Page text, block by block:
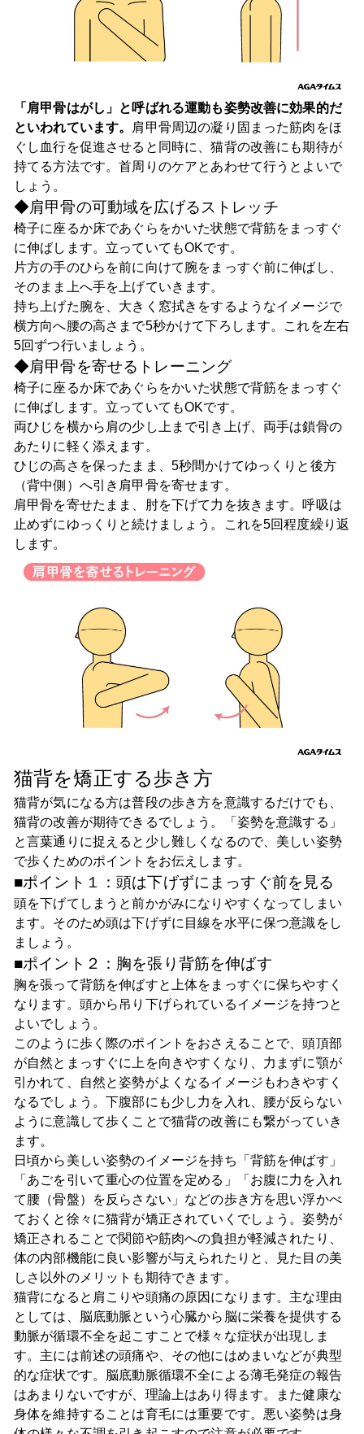
「肩甲骨はがし」と呼ばれる運動も姿勢改善に効果的だ
といわれています。 肩甲骨周辺の凝り固まった筋肉をほ
ぐし血行を促進させると同時に、猫背の改善にも期待が
持てる方法です。首周りのケアとあわせて行うとよいで
しょう。
◆肩甲骨の可動域を広げるストレッチ
椅子に座るか床であぐらをかいた状態で背筋をまっすぐ
に伸ばします。立っていてもOKです。
片方の手のひらを前に向けて腕をまっすぐ前に伸ばし、
そのまま上へ手を上げていきます。
持ち上げた腕を、大きく窓拭きをするようなイメージで
横方向へ腰の高さまで5秒かけて下ろします。これを左右
5回ずつ行いましょう。
◆肩甲骨を寄せるトレーニング
椅子に座るか床であぐらをかいた状態で背筋をまっすぐ
に伸ばします。立っていてもOKです。
両ひじを横から肩の少し上まで引き上げ、両手は鎖骨の
あたりに軽く添えます。
ひじの高さを保ったまま、5秒間かけてゆっくりと後方
（背中側）へ引き肩甲骨を寄せます。
肩甲骨を寄せたまま、肘を下げて力を抜きます。呼吸は
止めずにゆっくりと続けましょう。これを5回程度繰り返
します。
猫背を矯正する歩き方
猫背が気になる方は普段の歩き方を意識するだけでも、
猫背の改善が期待できるでしょう。「姿勢を意識する」
と言葉通りに捉えると少し難しくなるので、美しい姿勢
で歩くためのポイントをお伝えします。
■ポイント１：頭は下げずにまっすぐ前を見る
頭を下げてしまうと前かがみになりやすくなってしまい
ます。そのため頭は下げずに目線を水平に保つ意識をし
ましょう。
■ポイント２：胸を張り背筋を伸ばす
胸を張って背筋を伸ばすと上体をまっすぐに保ちやすく
なります。頭から吊り下げられているイメージを持つと
よいでしょう。
このように歩く際のポイントをおさえることで、頭頂部
が自然とまっすぐに上を向きやすくなり、力まずに顎が
引かれて、自然と姿勢がよくなるイメージもわきやすく
なるでしょう。下腹部にも少し力を入れ、腰が反らない
ように意識して歩くことで猫背の改善にも繋がっていき
ます。
日頃から美しい姿勢のイメージを持ち「背筋を伸ばす」
「あごを引いて重心の位置を定める」「お腹に力を入れ
て腰（骨盤）を反らさない」などの歩き方を思い浮かべ
ておくと徐々に猫背が矯正されていくでしょう。姿勢が
矯正されることで関節や筋肉への負担が軽減されたり、
体の内部機能に良い影響が与えられたりと、見た目の美
しさ以外のメリットも期待できます。
猫背になると肩こりや頭痛の原因になります。主な理由
としては、脳底動脈という心臓から脳に栄養を提供する
動脈が循環不全を起こすことで様々な症状が出現しま
す。主には前述の頭痛や、その他にはめまいなどが典型
的な症状です。脳底動脈循環不全による薄毛発症の報告
はあまりないですが、理論上はあり得ます。また健康な
身体を維持することは育毛には重要です。悪い姿勢は身